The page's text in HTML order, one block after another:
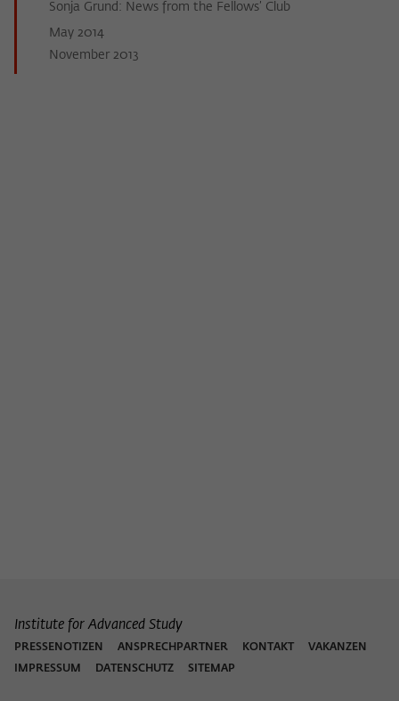
Sonja Grund: News from the Fellows’ Club
May 2014
November 2013
Institute for Advanced Study
PRESSENOTIZEN ANSPRECHPARTNER KONTAKT
VAKANZEN
IMPRESSUM
DATENSCHUTZ SITEMAP